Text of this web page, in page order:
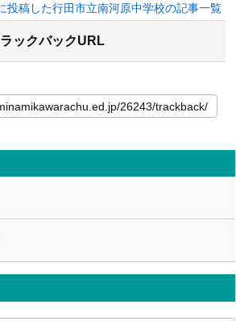
投稿した行田市立南河原中学校の記事一覧
ックバックURL